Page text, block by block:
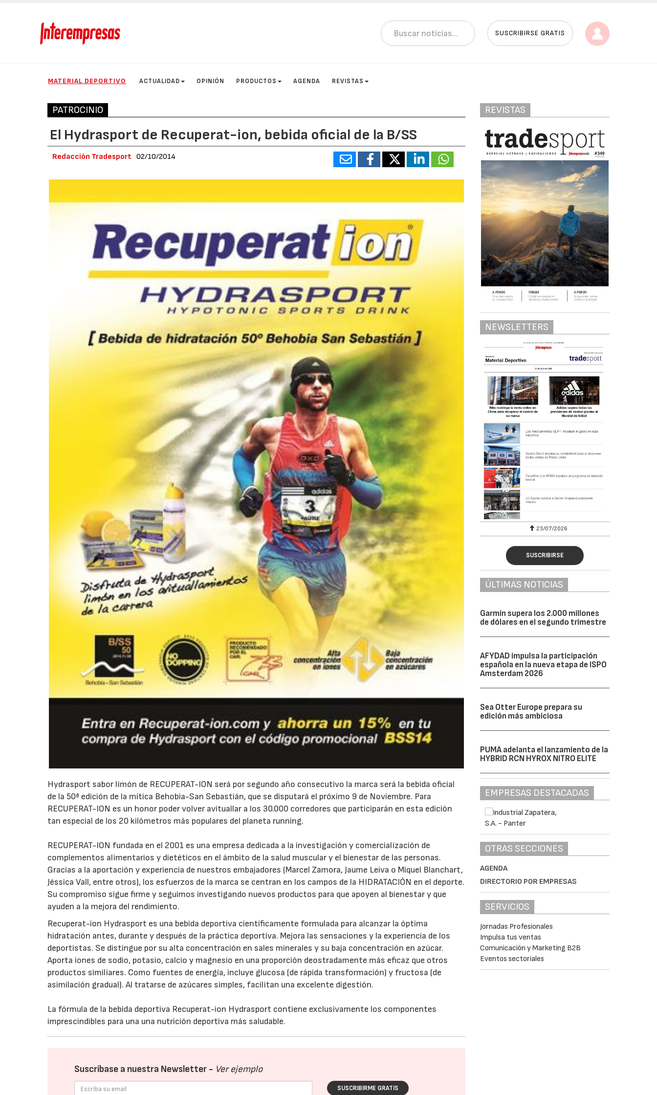
SUSCRIBIRSE GRATIS
MATERIAL DEPORTIVO ACTUALIDAD OPINIÓN PRODUCTOS AGENDA REVISTAS
PATROCINIO
El Hydrasport de Recuperat-ion, bebida oficial de la B/SS
Redacción Tradesport 02/10/2014
Hydrasport sabor limón de RECUPERAT-ION será por segundo año consecutivo la marca será la bebida oficial
de la 50ª edición de la mítica Behobia-San Sebastián, que se disputará el próximo 9 de Noviembre. Para
RECUPERAT-ION es un honor poder volver avituallar a los 30.000 corredores que participarán en esta edición
tan especial de los 20 kilómetros más populares del planeta running.
RECUPERAT-ION fundada en el 2001 es una empresa dedicada a la investigación y comercialización de
complementos alimentarios y dietéticos en el ámbito de la salud muscular y el bienestar de las personas.
Gracias a la aportación y experiencia de nuestros embajadores (Marcel Zamora, Jaume Leiva o Miquel Blanchart,
Jéssica Vall, entre otros), los esfuerzos de la marca se centran en los campos de la HIDRATACIÓN en el deporte.
Su compromiso sigue firme y seguimos investigando nuevos productos para que apoyen al bienestar y que
ayuden a la mejora del rendimiento.
Recuperat-ion Hydrasport es una bebida deportiva científicamente formulada para alcanzar la óptima
hidratación antes, durante y después de la práctica deportiva. Mejora las sensaciones y la experiencia de los
deportistas. Se distingue por su alta concentración en sales minerales y su baja concentración en azúcar.
Aporta iones de sodio, potasio, calcio y magnesio en una proporción deostradamente más eficaz que otros
productos similiares. Como fuentes de energía, incluye glucosa (de rápida transformación) y fructosa (de
asimilación gradual). Al tratarse de azúcares simples, facilitan una excelente digestión.
La fórmula de la bebida deportiva Recuperat-ion Hydrasport contiene exclusivamente los componentes
imprescindibles para una una nutrición deportiva más saludable.
Suscríbase a nuestra Newsletter - Ver ejemplo
SUSCRIBIRME GRATIS
REVISTAS
NEWSLETTERS
23/07/2026 30/07/2026 23/07/2026
SUSCRIBIRSE
ÚLTIMAS NOTICIAS
Garmin supera los 2.000 millones
de dólares en el segundo trimestre
AFYDAD impulsa la participación
española en la nueva etapa de ISPO
Amsterdam 2026
Sea Otter Europe prepara su
edición más ambiciosa
PUMA adelanta el lanzamiento de la
HYBRID RCN HYROX NITRO ELITE
EMPRESAS DESTACADAS
OTRAS SECCIONES
AGENDA
DIRECTORIO POR EMPRESAS
SERVICIOS
Jornadas Profesionales
Impulsa tus ventas
Comunicación y Marketing B2B
Eventos sectoriales